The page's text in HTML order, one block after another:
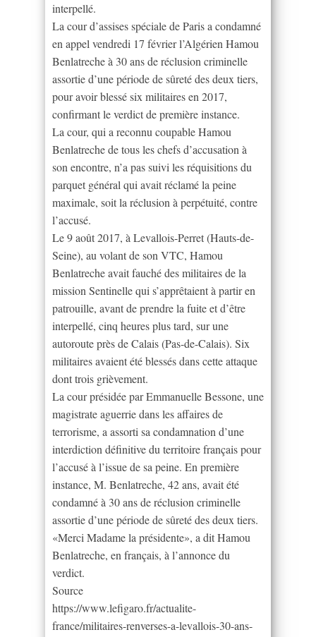
interpellé.
La cour d’assises spéciale de Paris a condamné
en appel vendredi 17 février l’Algérien Hamou
Benlatreche à 30 ans de réclusion criminelle
assortie d’une période de sûreté des deux tiers,
pour avoir blessé six militaires en 2017,
confirmant le verdict de première instance.
La cour, qui a reconnu coupable Hamou
Benlatreche de tous les chefs d’accusation à
son encontre, n’a pas suivi les réquisitions du
parquet général qui avait réclamé la peine
maximale, soit la réclusion à perpétuité, contre
l’accusé.
Le 9 août 2017, à Levallois-Perret (Hauts-de-
Seine), au volant de son VTC, Hamou
Benlatreche avait fauché des militaires de la
mission Sentinelle qui s’apprêtaient à partir en
patrouille, avant de prendre la fuite et d’être
interpellé, cinq heures plus tard, sur une
autoroute près de Calais (Pas-de-Calais). Six
militaires avaient été blessés dans cette attaque
dont trois grièvement.
La cour présidée par Emmanuelle Bessone, une
magistrate aguerrie dans les affaires de
terrorisme, a assorti sa condamnation d’une
interdiction définitive du territoire français pour
l’accusé à l’issue de sa peine. En première
instance, M. Benlatreche, 42 ans, avait été
condamné à 30 ans de réclusion criminelle
assortie d’une période de sûreté des deux tiers.
«Merci Madame la présidente», a dit Hamou
Benlatreche, en français, à l’annonce du
verdict.
Source
https://www.lefigaro.fr/actualite-
france/militaires-renverses-a-levallois-30-ans-